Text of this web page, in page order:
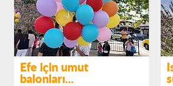
Efe için umut
balonları...